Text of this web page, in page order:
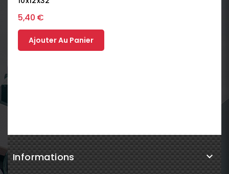
5,40 €
Ajouter Au Panier
Informations 